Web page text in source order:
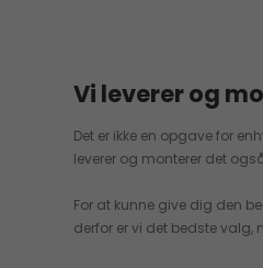
Vi leverer og
Det er ikke en opgave for
leverer og monterer det
For at kunne give dig den
derfor er vi det bedste valg,